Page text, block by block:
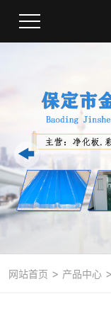
网站首页 > 产品中心 >